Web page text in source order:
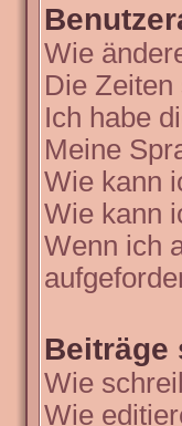
Wie
Die
Ich habe
Meine
Wie kann
Wie kann
Wenn ich
Beiträge
Wie
Wie